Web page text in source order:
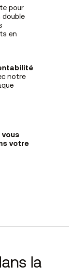
pour
double
en
notre
vous
votre
la